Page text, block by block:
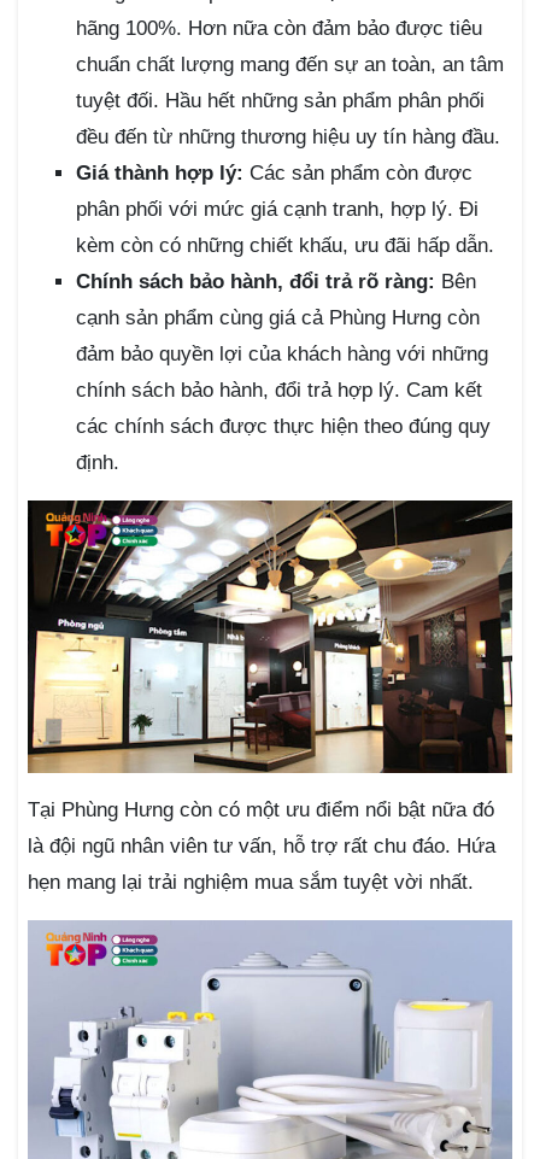
hãng 100%. Hơn nữa còn đảm bảo được tiêu
chuẩn chất lượng mang đến sự an toàn, an tâm
tuyệt đối. Hầu hết những sản phẩm phân phối
đều đến từ những thương hiệu uy tín hàng đầu.
Giá thành hợp lý: Các sản phẩm còn được
phân phối với mức giá cạnh tranh, hợp lý. Đi
kèm còn có những chiết khấu, ưu đãi hấp dẫn.
Chính sách bảo hành, đổi trả rõ ràng: Bên
cạnh sản phẩm cùng giá cả Phùng Hưng còn
đảm bảo quyền lợi của khách hàng với những
chính sách bảo hành, đổi trả hợp lý. Cam kết
các chính sách được thực hiện theo đúng quy
định.
Tại Phùng Hưng còn có một ưu điểm nổi bật nữa đó
là đội ngũ nhân viên tư vấn, hỗ trợ rất chu đáo. Hứa
hẹn mang lại trải nghiệm mua sắm tuyệt vời nhất.